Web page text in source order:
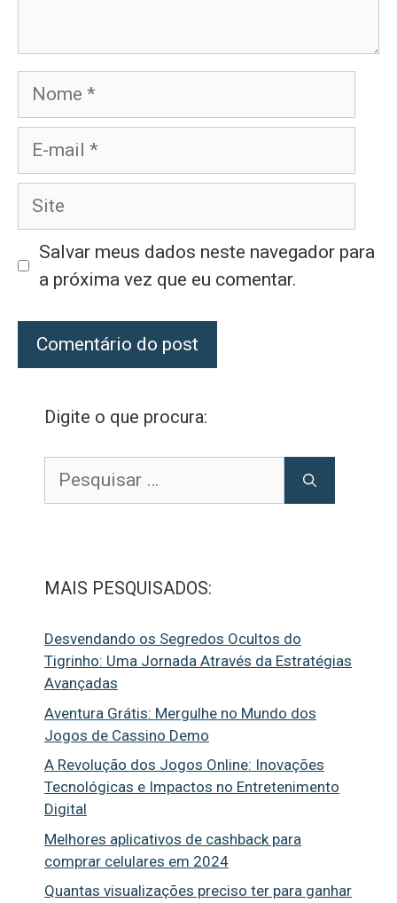
Nome
Site
Salvar meus dados neste navegador para
a próxima vez que eu comentar.
Digite o que procura:
por:
MAIS PESQUISADOS:
Desvendando os Segredos Ocultos do
Tigrinho: Uma Jornada Através da Estratégias
Avançadas
Aventura Grátis: Mergulhe no Mundo dos
Jogos de Cassino Demo
A Revolução dos Jogos Online: Inovações
Tecnológicas e Impactos no Entretenimento
Digital
Melhores aplicativos de cashback para
comprar celulares em 2024
Quantas visualizações preciso ter para ganhar